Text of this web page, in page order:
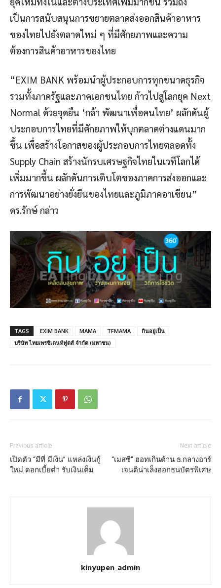
เป็นการสนับสนุนการขยายตลาดส่งออกสินค้าอาหาร
ของไทยไปยังตลาดใหม่ ๆ ที่มีศักยภาพและความ
ต้องการสินค้าอาหารของไทย
“EXIM BANK พร้อมนำผู้ประกอบการทุกขนาดธุรกิจ
รวมทั้งภาครัฐและภาคเอกชนไทย ก้าวไปสู่โลกยุค Next
Normal ด้วยจุดยืน ‘กล้า พัฒนาเพื่อคนไทย’ ผลักดันผู้
ประกอบการไทยที่มีศักยภาพให้บุกตลาดต่างแดนมาก
ขึ้น เพื่อสร้างโอกาสของผู้ประกอบการไทยตลอดทั้ง
Supply Chain สร้างนักรบเศรษฐกิจไทยในเวทีโลกได้
เพิ่มมากขึ้น ผลักดันการเติบโตของภาคการส่งออกและ
การพัฒนาอย่างยั่งยืนของไทยและภูมิภาคอาเซียน”
ดร.รักษ์ กล่าว
TAGS EXIM BANK MAMA TFMAMA
กินอยู่เป็น
บริษัท ไทยเพรซิเดนท์ฟูดส์ จำกัด (มหาชน)
Previous article
เปิดตัว “มีที่ มีเงิน” แหล่งเงินกู้
ใหม่ ดอกเบี้ยต่ำ รับเงินเต็ม
Next article
“เมสซี” ฮอทเกินต้าน ธ.กลางอาร์
เจนติน่าเล็งออกธนบัตรพิเศษ
kinyupen_admin